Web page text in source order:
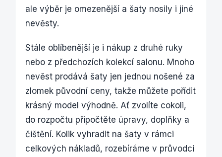
ale výběr je omezenější a šaty nosily i jiné
nevěsty.
Stále oblíbenější je i nákup z druhé ruky
nebo z předchozích kolekcí salonu. Mnoho
nevěst prodává šaty jen jednou nošené za
zlomek původní ceny, takže můžete pořídit
krásný model výhodně. Ať zvolíte cokoli,
do rozpočtu připočtěte úpravy, doplňky a
čištění. Kolik vyhradit na šaty v rámci
celkových nákladů, rozebíráme v průvodci